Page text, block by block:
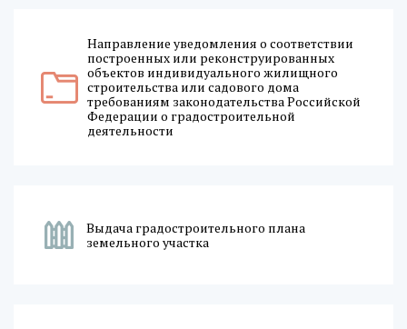
Направление уведомления о соответствии
построенных или реконструированных
объектов индивидуального жилищного
строительства или садового дома
требованиям законодательства Российской
Федерации о градостроительной
деятельности
Выдача градостроительного плана
земельного участка